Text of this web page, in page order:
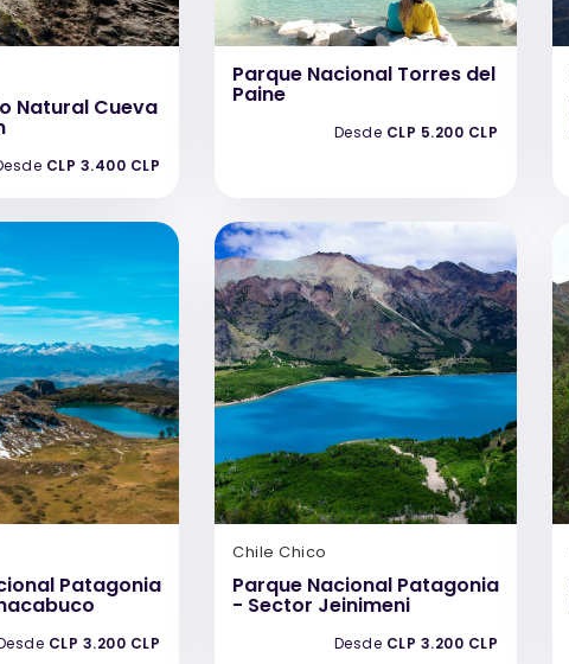
Natural Cueva
CLP 3.400 CLP
Parque Nacional Torres del
Paine
Desde CLP 5.200 CLP
Patagonia
CLP 3.200 CLP
Chile Chico
Parque Nacional Patagonia
- Sector Jeinimeni
Desde CLP 3.200 CLP